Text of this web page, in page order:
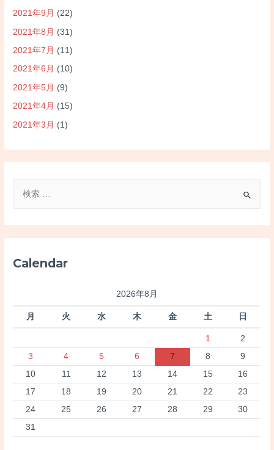
2021年9月 (22)
2021年8月 (31)
2021年7月 (11)
2021年6月 (10)
2021年5月 (9)
2021年4月 (15)
2021年3月 (1)
Calendar
2026年8月
月 火 水 木 金 土 日
1
2
3
4 5 6 7 8
9
10
11 12 13 14 15
16
17
18 19 20 21 22
23
24
25 26 27 28 29
30
31